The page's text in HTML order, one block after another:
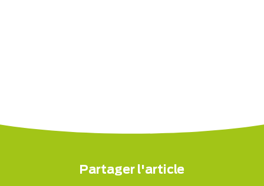
Partager l'article